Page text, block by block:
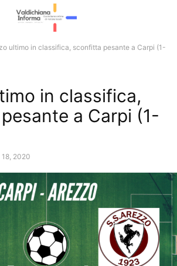
ultimo in classifica, sconfitta pesante a Carpi (1-
in classifica,
a Carpi (1-
2020